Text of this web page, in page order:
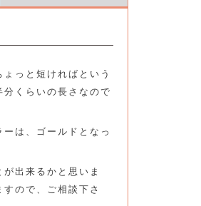
っと短ければという
くらいの長さなので
は、ゴールドとなっ
出来るかと思いま
ので、ご相談下さ